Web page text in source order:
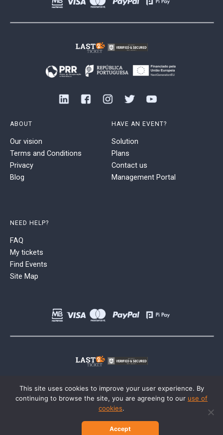
ABOUT
Our vision
Terms and Conditions
Privacy
Blog
HAVE AN EVENT?
Solution
Plans
Contact us
Management Portal
NEED HELP?
FAQ
My tickets
Find Events
Site Map
This site uses cookies to improve your user experience. By
continuing to browse the site, you are agreeing to our use of
cookies.
Accept